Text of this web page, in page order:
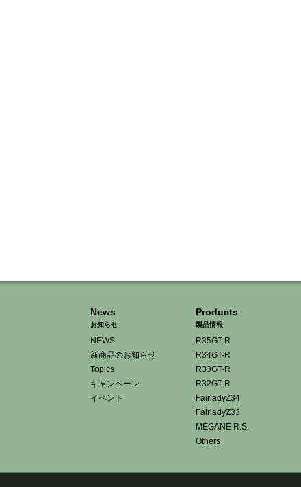
News
お知らせ
NEWS
新商品のお知らせ
Topics
キャンペーン
イベント
Products
製品情報
R35GT-R
R34GT-R
R33GT-R
R32GT-R
FairladyZ34
FairladyZ33
MEGANE R.S.
Others